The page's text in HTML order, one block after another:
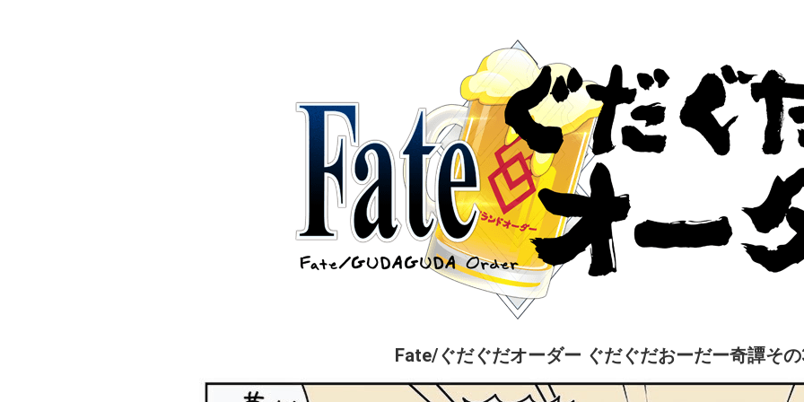
Fate/ぐだぐだオーダー ぐだぐだおーだー奇譚そ